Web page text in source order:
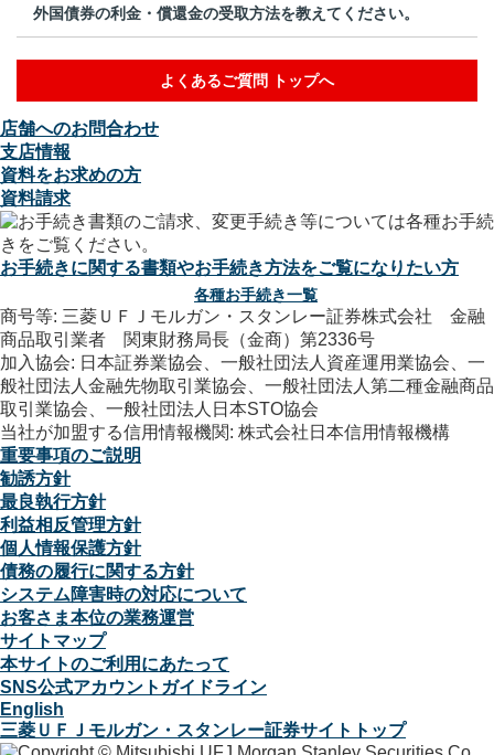
外国債券の利金・償還金の受取方法を教えてください。
よくあるご質問 トップへ
店舗へのお問合わせ
支店情報
資料をお求めの方
資料請求
お手続きに関する書類やお手続き方法をご覧になりたい方
各種お手続き一覧
商号等: 三菱ＵＦＪモルガン・スタンレー証券株式会社 金融
商品取引業者 関東財務局長（金商）第2336号
加入協会: 日本証券業協会、一般社団法人資産運用業協会、一
般社団法人金融先物取引業協会、一般社団法人第二種金融商品
取引業協会、一般社団法人日本STO協会
当社が加盟する信用情報機関: 株式会社日本信用情報機構
重要事項のご説明
勧誘方針
最良執行方針
利益相反管理方針
個人情報保護方針
債務の履行に関する方針
システム障害時の対応について
お客さま本位の業務運営
サイトマップ
本サイトのご利用にあたって
SNS公式アカウントガイドライン
English
三菱ＵＦＪモルガン・スタンレー証券サイトトップ